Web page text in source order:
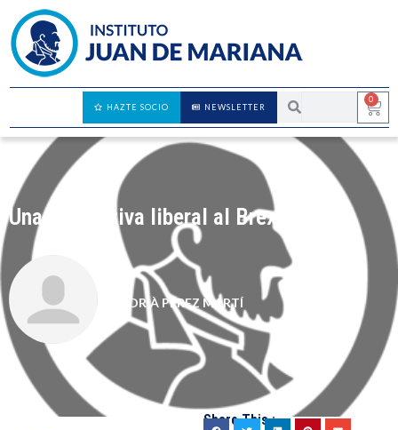
0
NEWSLETTER
HAZTE SOCIO
Una alternativa liberal al Brexit
ADRIÀ PÉREZ MARTÍ
Share This :